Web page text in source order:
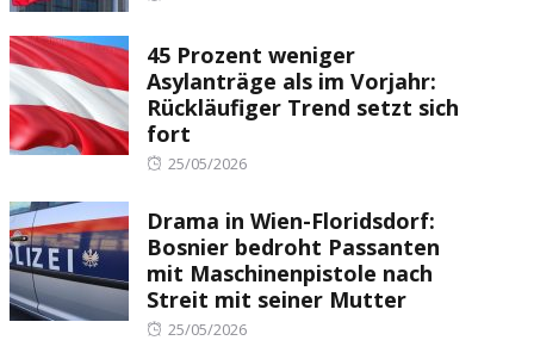
45 Prozent weniger
Asylanträge als im Vorjahr:
Rückläufiger Trend setzt sich
fort
Posted
25/05/2026
Drama in Wien-Floridsdorf:
Bosnier bedroht Passanten
mit Maschinenpistole nach
Streit mit seiner Mutter
Posted
25/05/2026